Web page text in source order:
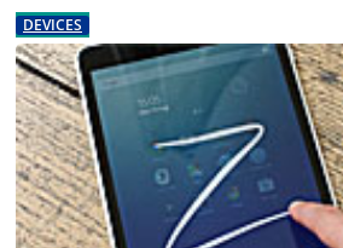
DEVICES